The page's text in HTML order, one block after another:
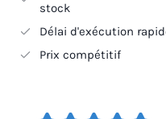
stock
Délai d'exécution
Prix compétitif